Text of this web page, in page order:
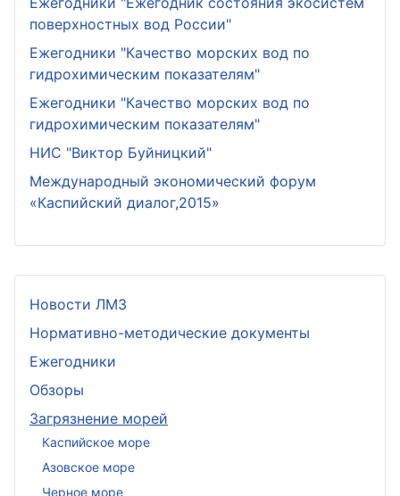
Новости ЛМЗ
Нормативно-методические документы
Ежегодники
Обзоры
Загрязнение морей
Каспийское море
Азовское море
Черное море
поверхностных вод России"
Ежегодники "Качество морских вод по
гидрохимическим показателям"
Ежегодники "Качество морских вод по
гидрохимическим показателям"
НИС "Виктор Буйницкий"
Международный экономический форум
«Каспийский диалог,2015»